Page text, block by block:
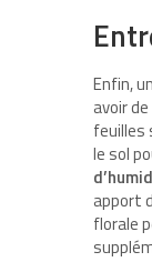
Enfin,
avoir de
feuilles
le sol
apport
florale